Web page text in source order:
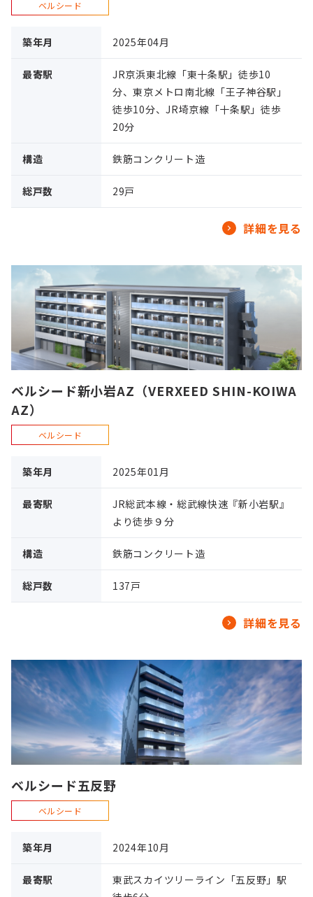
ベルシード
築年月 2025年04月
最寄駅
JR京浜東北線「東十条駅」徒歩10
分、東京メトロ南北線「王子神谷駅」
徒歩10分、JR埼京線「十条駅」徒歩
20分
構造 鉄筋コンクリート造
総戸数 29戸
詳細を見る
ベルシード新小岩AZ（VERXEED SHIN-KOIWA
AZ）
ベルシード
築年月 2025年01月
最寄駅
JR総武本線・総武線快速『新小岩駅』
より徒歩９分
構造 鉄筋コンクリート造
総戸数 137戸
詳細を見る
ベルシード五反野
ベルシード
築年月 2024年10月
最寄駅
東武スカイツリーライン「五反野」駅